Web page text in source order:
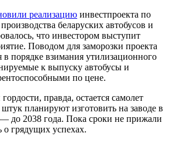
реализацию инвестпроекта по
беларуских автобусов и
что инвестором выступит
Поводом для заморозки проекта
порядке взимания утилизационного
к выпуску автобусы и
по цене.
правда, остается самолет
планируют изготовить на заводе в
до 2038 года. Пока сроки не прижали
грядущих успехах.